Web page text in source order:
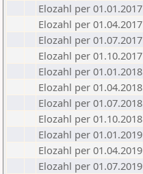
Elozahl per 01.01.2017
Elozahl per 01.04.2017
Elozahl per 01.07.2017
Elozahl per 01.10.2017
Elozahl per 01.01.2018
Elozahl per 01.04.2018
Elozahl per 01.07.2018
Elozahl per 01.10.2018
Elozahl per 01.01.2019
Elozahl per 01.04.2019
Elozahl per 01.07.2019